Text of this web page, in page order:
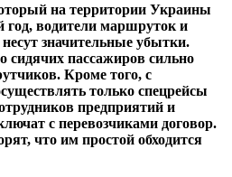
на территории Украины
год, водители маршруток и
значительные убытки.
сидячих пассажиров сильно
Кроме того, с
только спецрейсы
предприятий и
с перевозчиками договор.
что им простой обходится